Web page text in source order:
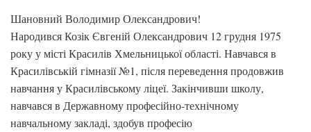
Шановний Володимир Олександрович!
Народився Козік Євгеній Олександрович 12 грудня 1975
року у місті Красилів Хмельницької області. Навчався в
Красилівській гімназії №1, після переведення продовжив
навчання у Красилівському ліцеї. Закінчивши школу,
навчався в Державному професійно-технічному
навчальному закладі, здобув професію